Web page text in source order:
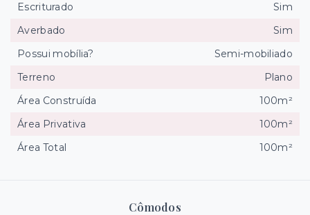
Cômodos
Escriturado
Sim
Averbado
Sim
Possui mobília?
Semi-mobiliado
Terreno
Plano
Área Construída
100m²
Área Privativa
100m²
Área Total
100m²